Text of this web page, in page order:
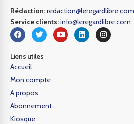
Rédaction:redaction@leregardlibre.com
Service clients:info@leregardlibre.com
Liens utiles
Accueil
Mon compte
A propos
Abonnement
Kiosque